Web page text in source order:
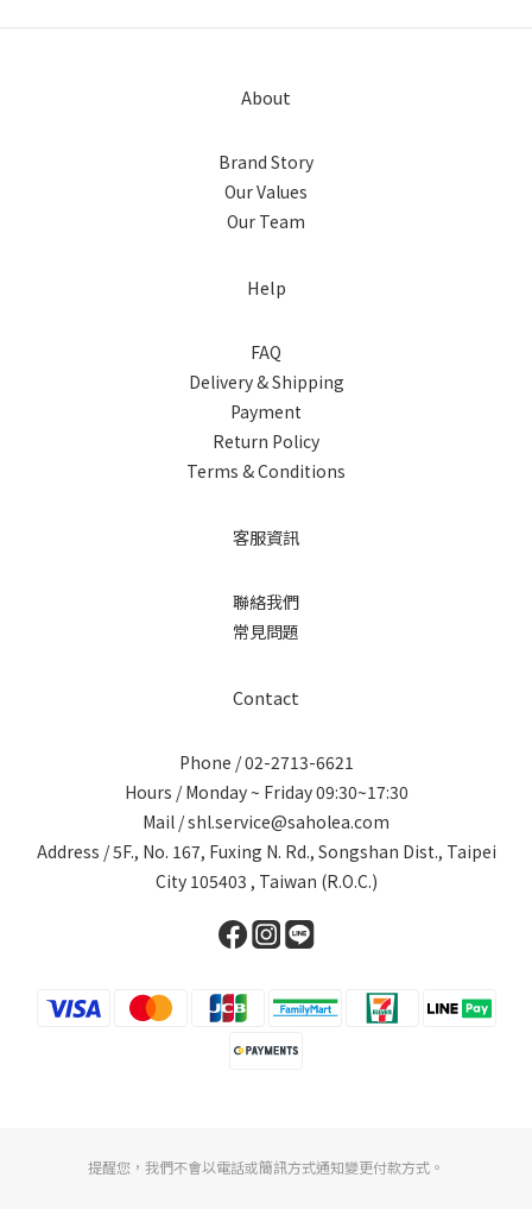
About
Brand Story
Our Values
Our Team
Help
FAQ
Delivery & Shipping
Payment
Return Policy
Terms & Conditions
客服資訊
聯絡我們
常見問題
Contact
Phone / 02-2713-6621
Hours / Monday ~ Friday 09:30~17:30
Mail / shl.service@saholea.com
Address / 5F., No. 167, Fuxing N. Rd., Songshan Dist., Taipei
City 105403 , Taiwan (R.O.C.)
提醒您，我們不會以電話或簡訊方式通知變更付款方式。